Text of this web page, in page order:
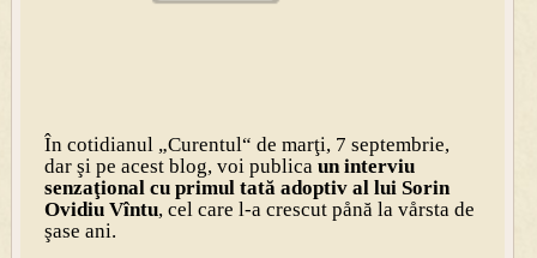
În cotidianul „Curentul“ de marţi, 7 septembrie,
dar şi pe acest blog, voi publica un interviu
senzaţional cu primul tată adoptiv al lui Sorin
Ovidiu Vîntu, cel care l-a crescut pånă la vårsta de
şase ani.